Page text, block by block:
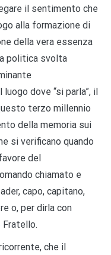
il sentimento che
alla formazione di
della vera essenza
politica svolta
dove “si parla”, il
terzo millennio
della memoria sui
si verificano quando
del
chiamato e
capo, capitano,
o, per dirla con
Fratello.
che il